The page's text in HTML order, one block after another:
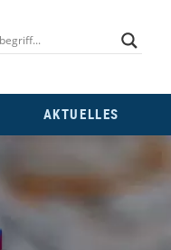
AKTUELLES